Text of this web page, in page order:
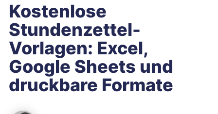
Kostenlose
Stundenzettel-
Vorlagen: Excel,
Google Sheets und
druckbare Formate